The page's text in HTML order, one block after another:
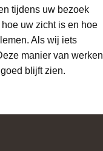
tijdens uw bezoek
uw zicht is en hoe
Als wij iets
manier van werken
blijft zien.